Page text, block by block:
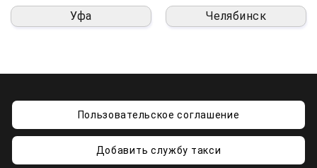
Уфа Челябинск
Пользовательское соглашение
Добавить службу такси